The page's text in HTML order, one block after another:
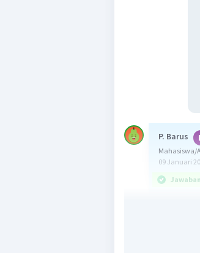
P. Barus
Mahasiswa/
09 Januari
Ada